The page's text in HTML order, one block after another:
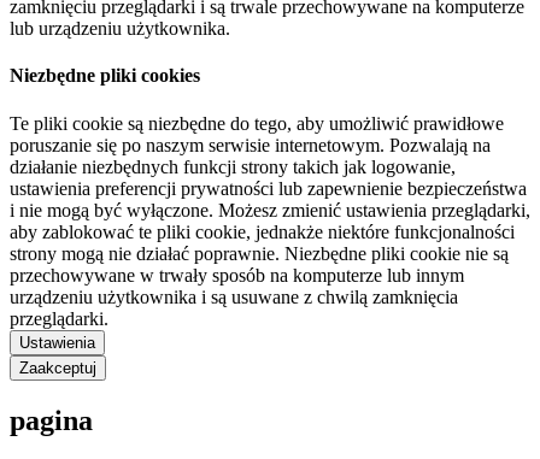
zamknięciu przeglądarki i są trwale przechowywane na komputerze
lub urządzeniu użytkownika.
Niezbędne pliki cookies
Te pliki cookie są niezbędne do tego, aby umożliwić prawidłowe
poruszanie się po naszym serwisie internetowym. Pozwalają na
działanie niezbędnych funkcji strony takich jak logowanie,
ustawienia preferencji prywatności lub zapewnienie bezpieczeństwa
i nie mogą być wyłączone. Możesz zmienić ustawienia przeglądarki,
aby zablokować te pliki cookie, jednakże niektóre funkcjonalności
strony mogą nie działać poprawnie. Niezbędne pliki cookie nie są
przechowywane w trwały sposób na komputerze lub innym
urządzeniu użytkownika i są usuwane z chwilą zamknięcia
przeglądarki.
Ustawienia
Zaakceptuj
pagina